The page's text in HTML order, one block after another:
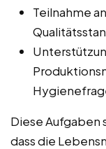
Teilnahme
Diese Aufgaben
dass die